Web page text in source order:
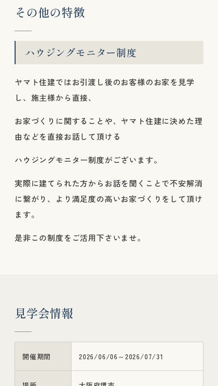
その他の特徴
ハウジングモニター制度
ヤマト住建ではお引渡し後のお客様のお家を見学
し、施主様から直接、
お家づくりに関することや、ヤマト住建に決めた理
由などを直接お話して頂ける
ハウジングモニター制度がございます。
実際に建てられた方からお話を聞くことで不安解消
に繋がり、より満足度の高いお家づくりをして頂け
ます。
是非この制度をご活用下さいませ。
見学会情報
開催期間 2026/06/06～2026/07/31